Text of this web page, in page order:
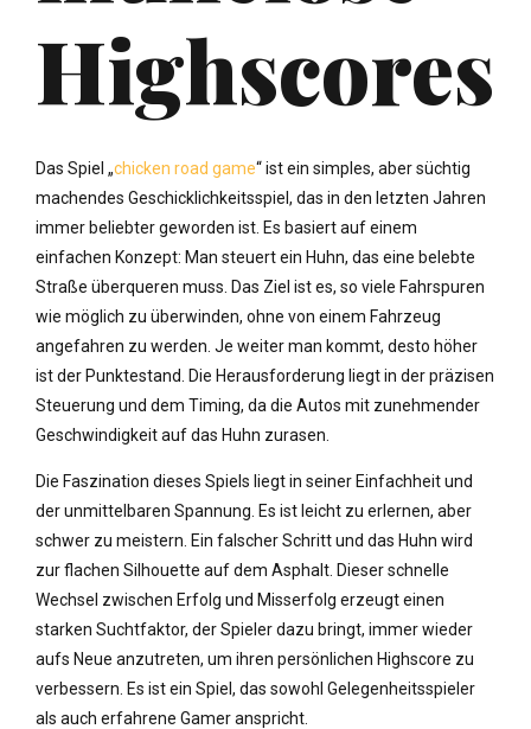
Highscores
Das Spiel „chicken road game“ ist ein simples, aber süchtig
machendes Geschicklichkeitsspiel, das in den letzten Jahren
immer beliebter geworden ist. Es basiert auf einem
einfachen Konzept: Man steuert ein Huhn, das eine belebte
Straße überqueren muss. Das Ziel ist es, so viele Fahrspuren
wie möglich zu überwinden, ohne von einem Fahrzeug
angefahren zu werden. Je weiter man kommt, desto höher
ist der Punktestand. Die Herausforderung liegt in der präzisen
Steuerung und dem Timing, da die Autos mit zunehmender
Geschwindigkeit auf das Huhn zurasen.
Die Faszination dieses Spiels liegt in seiner Einfachheit und
der unmittelbaren Spannung. Es ist leicht zu erlernen, aber
schwer zu meistern. Ein falscher Schritt und das Huhn wird
zur flachen Silhouette auf dem Asphalt. Dieser schnelle
Wechsel zwischen Erfolg und Misserfolg erzeugt einen
starken Suchtfaktor, der Spieler dazu bringt, immer wieder
aufs Neue anzutreten, um ihren persönlichen Highscore zu
verbessern. Es ist ein Spiel, das sowohl Gelegenheitsspieler
als auch erfahrene Gamer anspricht.